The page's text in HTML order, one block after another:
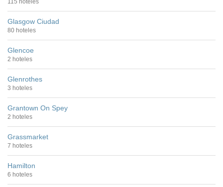
115 hoteles
Glasgow Ciudad
80 hoteles
Glencoe
2 hoteles
Glenrothes
3 hoteles
Grantown On Spey
2 hoteles
Grassmarket
7 hoteles
Hamilton
6 hoteles